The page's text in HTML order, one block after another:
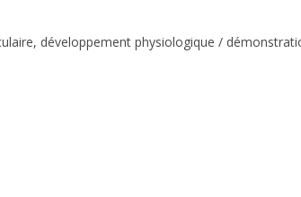
développement physiologique /